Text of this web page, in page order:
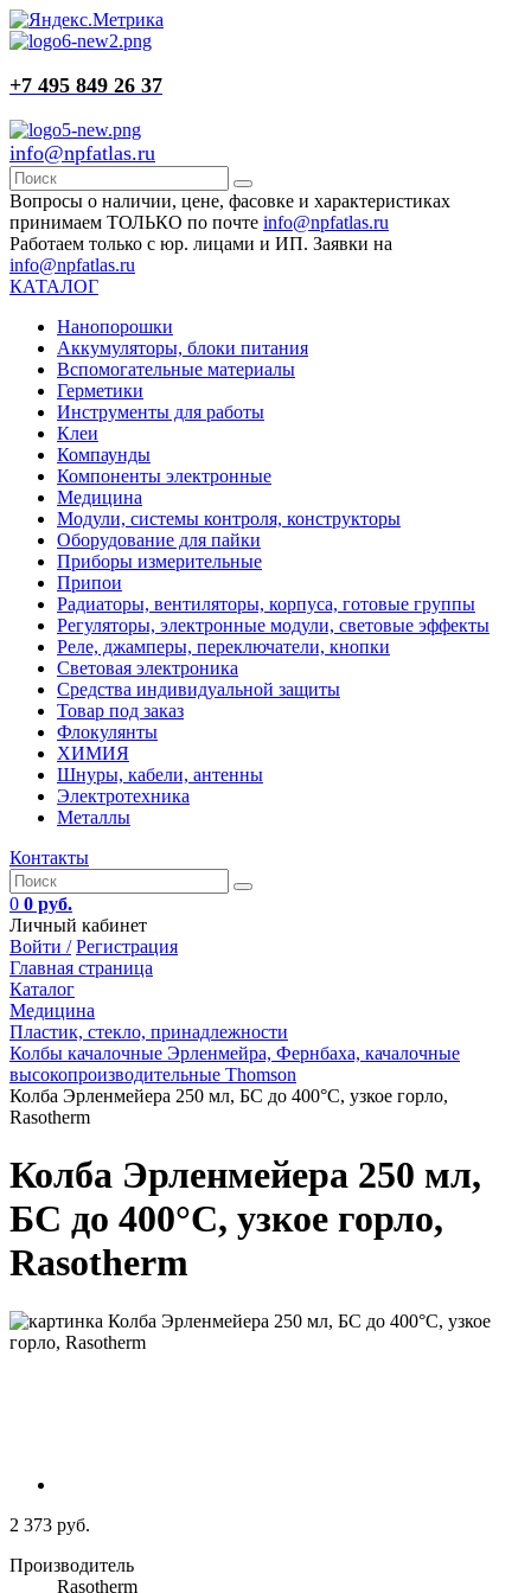
+7 495 849 26 37
info@npfatlas.ru
Вопросы о наличии, цене, фасовке и характеристиках
принимаем ТОЛЬКО по почте info@npfatlas.ru
Работаем только с юр. лицами и ИП. Заявки на
info@npfatlas.ru
КАТАЛОГ
Нанопорошки
Аккумуляторы, блоки питания
Вспомогательные материалы
Герметики
Инструменты для работы
Клеи
Компаунды
Компоненты электронные
Медицина
Модули, системы контроля, конструкторы
Оборудование для пайки
Приборы измерительные
Припои
Радиаторы, вентиляторы, корпуса, готовые группы
Регуляторы, электронные модули, световые эффекты
Реле, джамперы, переключатели, кнопки
Световая электроника
Средства индивидуальной защиты
Товар под заказ
Флокулянты
ХИМИЯ
Шнуры, кабели, антенны
Электротехника
Металлы
Контакты
0 0 руб.
Личный кабинет
Войти / Регистрация
Главная страница
Каталог
Медицина
Пластик, стекло, принадлежности
Колбы качалочные Эрленмейра, Фернбаха, качалочные
высокопроизводительные Thomson
Колба Эрленмейера 250 мл, БС до 400°C, узкое горло,
Rasotherm
Колба Эрленмейера 250 мл,
БС до 400°C, узкое горло,
Rasotherm
2 373 руб.
Производитель
Rasotherm